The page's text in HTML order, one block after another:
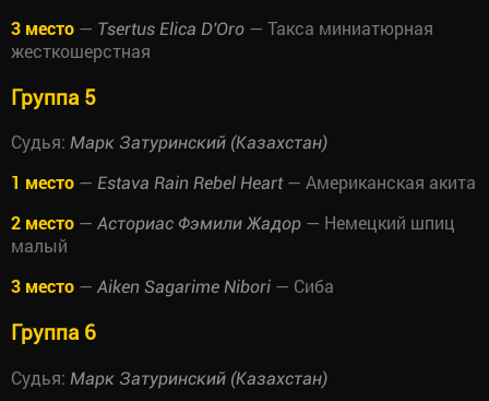
3 место — Tsertus Elica D'Oro — Такса миниатюрная
жесткошерстная
Группа 5
Судья: Марк Затуринский (Казахстан)
1 место — Estava Rain Rebel Heart— Американская акита
2 место — Асториас Фэмили Жадор — Немецкий шпиц
малый
3 место — Aiken Sagarime Nibori — Сиба
Группа 6
Судья: Марк Затуринский (Казахстан)